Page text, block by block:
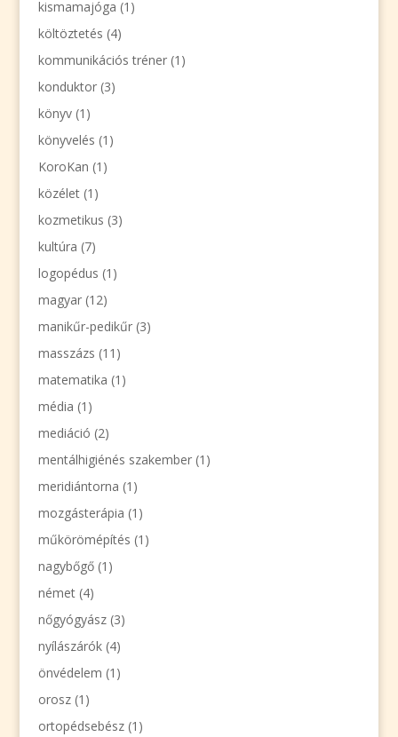
kismamajóga (1)
költöztetés (4)
kommunikációs tréner(1)
konduktor(3)
könyv(1)
könyvelés (1)
KoroKan (1)
közélet(1)
kozmetikus (3)
kultúra (7)
logopédus (1)
magyar(12)
manikűr-pedikűr(3)
masszázs (11)
matematika (1)
média (1)
mediáció (2)
mentálhigiénés szakember(1)
meridiántorna (1)
mozgásterápia (1)
műkörömépítés (1)
nagybőgő(1)
német(4)
nőgyógyász(3)
nyílászárók(4)
önvédelem (1)
orosz(1)
ortopédsebész(1)